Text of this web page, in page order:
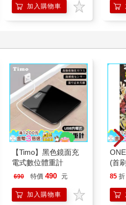
加入購物車
【Timo】黑色鏡面充
電式數位體重計
690 特價 490 元
加入購物車
(首
85 折